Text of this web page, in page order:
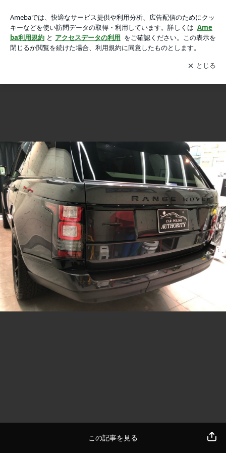
RA (東京都板橋区)の画像 15枚中3枚目
レンジローバー TEVOナノクォーツコーティング3層 & YAWARA (東京都板橋区)
この記事を見る